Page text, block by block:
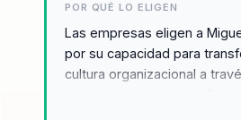
transformación, utilizando la
una herramienta poderosa
Desde 1989, ha sido un
sector audiovisual y la
fundando una de las
POR QUÉ LO ELIGEN
Las empresas eligen a
por su capacidad para
cultura organizacional a